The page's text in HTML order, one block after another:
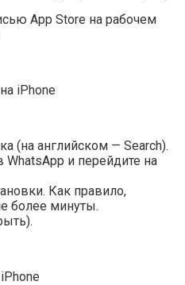
App Store на рабочем
(на английском — Search).
WhatsApp и перейдите на
Как правило,
более минуты.